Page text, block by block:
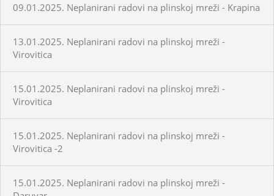
09.01.2025. Neplanirani radovi na plinskoj mreži - Krapina
13.01.2025. Neplanirani radovi na plinskoj mreži -
Virovitica
15.01.2025. Neplanirani radovi na plinskoj mreži -
Virovitica
15.01.2025. Neplanirani radovi na plinskoj mreži -
Virovitica -2
15.01.2025. Neplanirani radovi na plinskoj mreži -